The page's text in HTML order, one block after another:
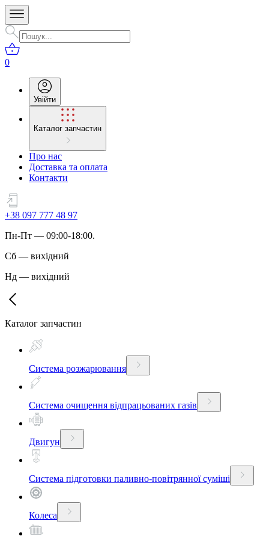
0
Увійти
Каталог запчастин
Про нас
Доставка та оплата
Контакти
+38 097 777 48 97
Пн-Пт — 09:00-18:00.
Сб — вихідний
Нд — вихідний
Каталог запчастин
Система розжарювання
Система очищення відпрацьованих газів
Двигун
Система підготовки паливно-повітрянної суміші
Колеса